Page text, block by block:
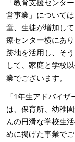
営事業」について
童、生徒が増加し
療センター横にあ
跡地を活用し、そ
して、家庭と学校
業でございます。
「1年生アドバイ
は、保育所、幼稚
んの円滑な学校生
めに掲げた事業でご